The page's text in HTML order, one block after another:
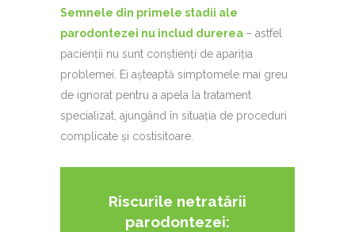
Semnele din primele stadii ale
parodontezei nu includ durerea – astfel
pacienții nu sunt conștienți de apariția
problemei. Ei așteaptă simptomele mai greu
de ignorat pentru a apela la tratament
specializat, ajungând în situația de proceduri
complicate și costisitoare.
Riscurile netratării
parodontezei: